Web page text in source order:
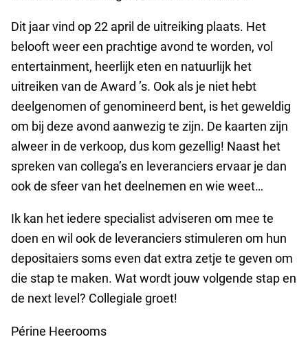
Dit jaar vind op 22 april de uitreiking plaats. Het
belooft weer een prachtige avond te worden, vol
entertainment, heerlijk eten en natuurlijk het
uitreiken van de Award ’s. Ook als je niet hebt
deelgenomen of genomineerd bent, is het geweldig
om bij deze avond aanwezig te zijn. De kaarten zijn
alweer in de verkoop, dus kom gezellig! Naast het
spreken van collega’s en leveranciers ervaar je dan
ook de sfeer van het deelnemen en wie weet…
Ik kan het iedere specialist adviseren om mee te
doen en wil ook de leveranciers stimuleren om hun
depositaiers soms even dat extra zetje te geven om
die stap te maken. Wat wordt jouw volgende stap en
de next level? Collegiale groet!
Périne Heerooms